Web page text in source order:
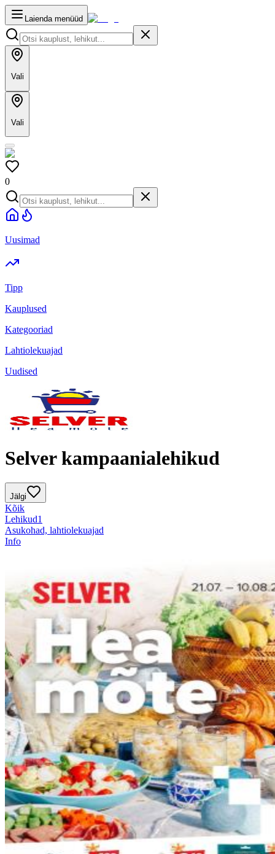
Laienda menüüd
Vali
Vali
0
Uusimad
Tipp
Kauplused
Kategooriad
Lahtiolekuajad
Uudised
Selver kampaanialehikud
Jälgi
Kõik
Lehikud1
Asukohad, lahtiolekuajad
Info